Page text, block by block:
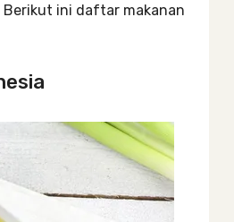
Berikut ini daftar makanan